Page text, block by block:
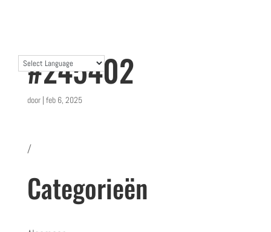
#245402
door | feb 6, 2025
/
Categorieën